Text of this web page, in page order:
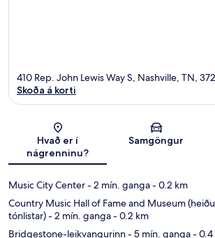
Kort
410 Rep. John Lewis Way S, Nashville, TN,
Skoða á korti
Hvað er í
nágrenninu?
Samgöngur
Music City Center- 2 mín. ganga- 0.2 km
Country Music Hall of Fame and Museum
tónlistar)- 2 mín. ganga- 0.2 km
Bridgestone-leikvangurinn- 5 mín. ganga- 0.4